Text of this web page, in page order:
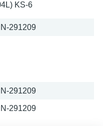
KS-6
N-291209
N-291209
N-291209